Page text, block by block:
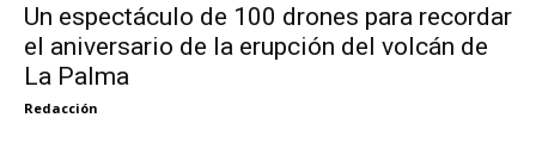
Un espectáculo de 100 drones para recordar
el aniversario de la erupción del volcán de
La Palma
Redacción